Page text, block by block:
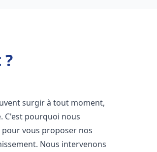
surgir à tout moment,
C'est pourquoi nous
pour vous proposer nos
Nous intervenons